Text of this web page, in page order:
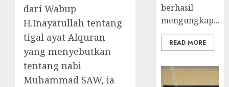
dari Wabup
H.Inayatullah tentang
tigal ayat Alquran
yang menyebutkan
tentang nabi
Muhammad SAW, ia
berhasil
mengungkap...
READ MORE